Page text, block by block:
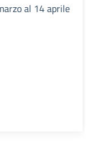
al 14 aprile